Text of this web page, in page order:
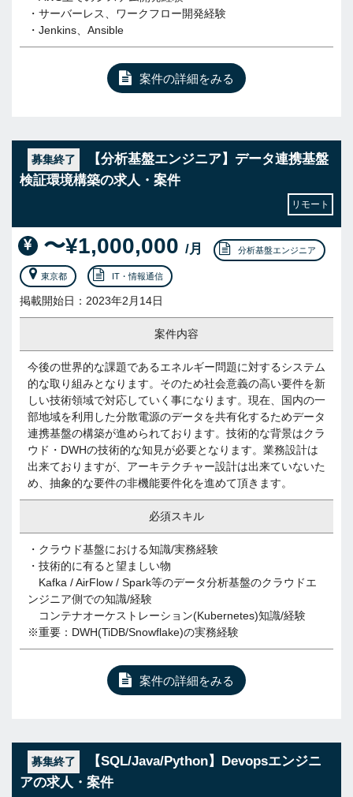
・サーバーレス、ワークフロー開発経験
・Jenkins、Ansible
案件の詳細をみる
募集終了
【分析基盤エンジニア】データ連携基盤
検証環境構築の求人・案件
リモート
〜¥1,000,000 /月 分析基盤エンジニア
東京都 IT・情報通信
掲載開始日：2023年2月14日
案件内容
今後の世界的な課題であるエネルギー問題に対するシステム
的な取り組みとなります。そのため社会意義の高い要件を新
しい技術領域で対応していく事になります。現在、国内の一
部地域を利用した分散電源のデータを共有化するためデータ
連携基盤の構築が進められております。技術的な背景はクラ
ウド・DWHの技術的な知見が必要となります。業務設計は
出来ておりますが、アーキテクチャー設計は出来ていないた
め、抽象的な要件の非機能要件化を進めて頂きます。
必須スキル
・クラウド基盤における知識/実務経験
・技術的に有ると望ましい物
Kafka / AirFlow / Spark等のデータ分析基盤のクラウドエ
ンジニア側での知識/経験
コンテナオーケストレーション(Kubernetes)知識/経験
※重要：DWH(TiDB/Snowflake)の実務経験
案件の詳細をみる
募集終了
【SQL/Java/Python】Devopsエンジニ
アの求人・案件